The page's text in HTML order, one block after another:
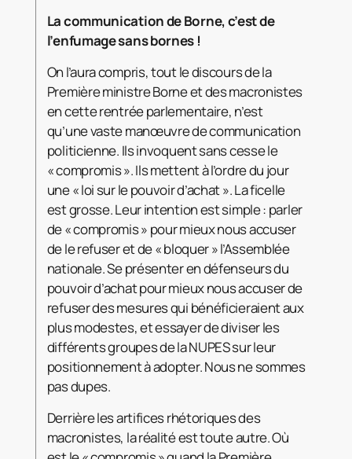
La communication de Borne, c’est de
l’enfumage sans bornes !
On l’aura compris, tout le discours de la
Première ministre Borne et des macronistes
en cette rentrée parlementaire, n’est
qu’une vaste manœuvre de communication
politicienne. Ils invoquent sans cesse le
« compromis ». Ils mettent à l’ordre du jour
une « loi sur le pouvoir d’achat ». La ficelle
est grosse. Leur intention est simple : parler
de « compromis » pour mieux nous accuser
de le refuser et de « bloquer » l’Assemblée
nationale. Se présenter en défenseurs du
pouvoir d’achat pour mieux nous accuser de
refuser des mesures qui bénéficieraient aux
plus modestes, et essayer de diviser les
différents groupes de la NUPES sur leur
positionnement à adopter. Nous ne sommes
pas dupes.
Derrière les artifices rhétoriques des
macronistes, la réalité est toute autre. Où